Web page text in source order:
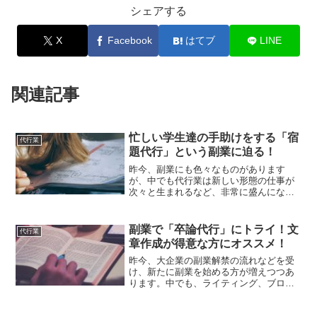
シェアする
X Facebook はてブ LINE
関連記事
代行業
忙しい学生達の手助けをする「宿
題代行」という副業に迫る！
昨今、副業にも色々なものがあります
が、中でも代行業は新しい形態の仕事が
次々と生まれるなど、非常に盛んになっ
変わった副業も少なからずありますが、
今回ご紹介する「宿題代行」と...
代行業
副業で「卒論代行」にトライ！文
章作成が得意な方にオススメ！
昨今、大企業の副業解禁の流れなどを受
け、新たに副業を始める方が増えつつあ
ります。中でも、ライティング、ブログ